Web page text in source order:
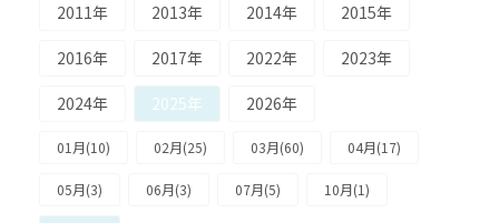
2011年 2013年 2014年 2015年
2016年 2017年 2022年 2023年
2024年 2025年 2026年
01月(10) 02月(25) 03月(60) 04月(17)
05月(3) 06月(3) 07月(5) 10月(1)